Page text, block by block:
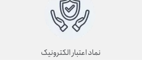
نماد اعتبار الکترونیک